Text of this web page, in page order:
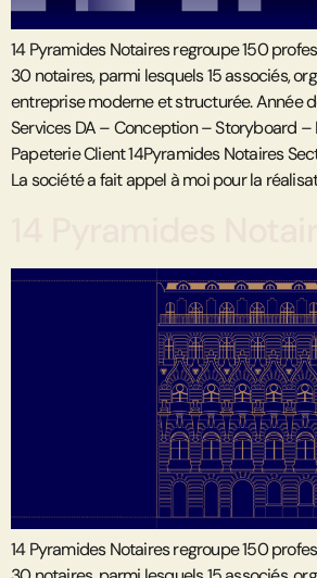
14 Pyramides Notaires regroupe 150
30 notaires, parmi lesquels 15 associés,
entreprise moderne et structurée. Année
Services DA – Conception – Storyboard
Papeterie Client 14Pyramides Notaires
La société a fait appel à moi pour la
14 Pyramides Notaires regroupe 150